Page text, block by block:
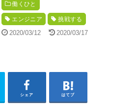
働くひと
エンジニア 挑戦する
2020/03/12 2020/03/17
シェア はてブ